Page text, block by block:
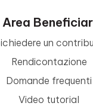
Area
un
Rendicontazione
Domande frequenti
Video tutorial